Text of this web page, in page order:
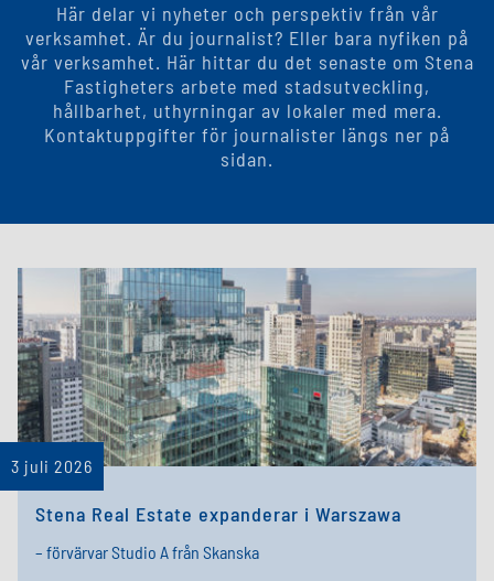
Här delar vi nyheter och perspektiv från vår
verksamhet. Är du journalist? Eller bara nyfiken på
vår verksamhet. Här hittar du det senaste om Stena
Fastigheters arbete med stadsutveckling,
hållbarhet, uthyrningar av lokaler med mera.
Kontaktuppgifter för journalister längs ner på
sidan.
3 juli 2026
Stena Real Estate expanderar i Warszawa
– förvärvar Studio A från Skanska